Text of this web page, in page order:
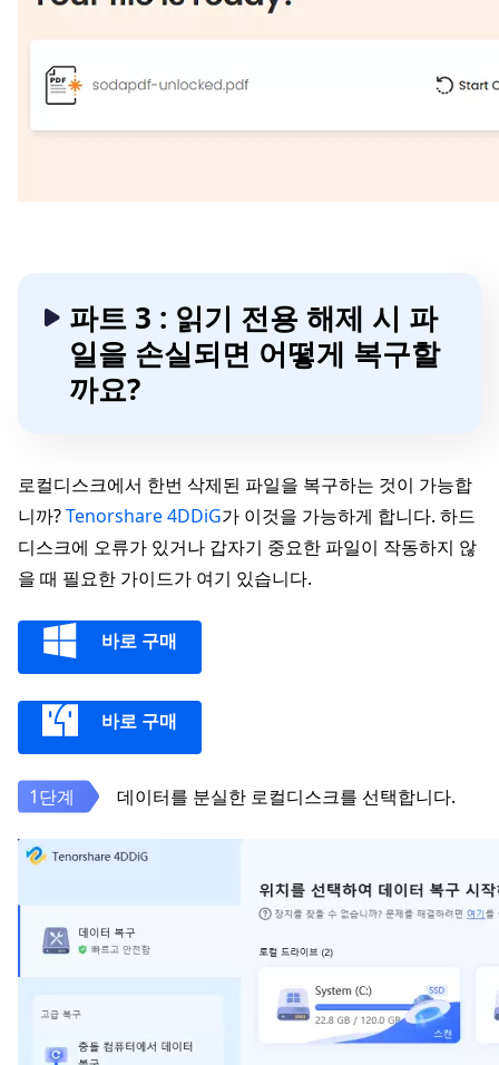
파트 3 : 읽기 전용 해제 시 파
일을 손실되면 어떻게 복구할
까요?
로컬디스크에서 한번 삭제된 파일을 복구하는 것이 가능합
니까?Tenorshare 4DDiG가 이것을 가능하게 합니다. 하드
디스크에 오류가 있거나 갑자기 중요한 파일이 작동하지 않
을 때 필요한 가이드가 여기 있습니다.
바로 구매
바로 구매
데이터를 분실한 로컬디스크를 선택합니다.